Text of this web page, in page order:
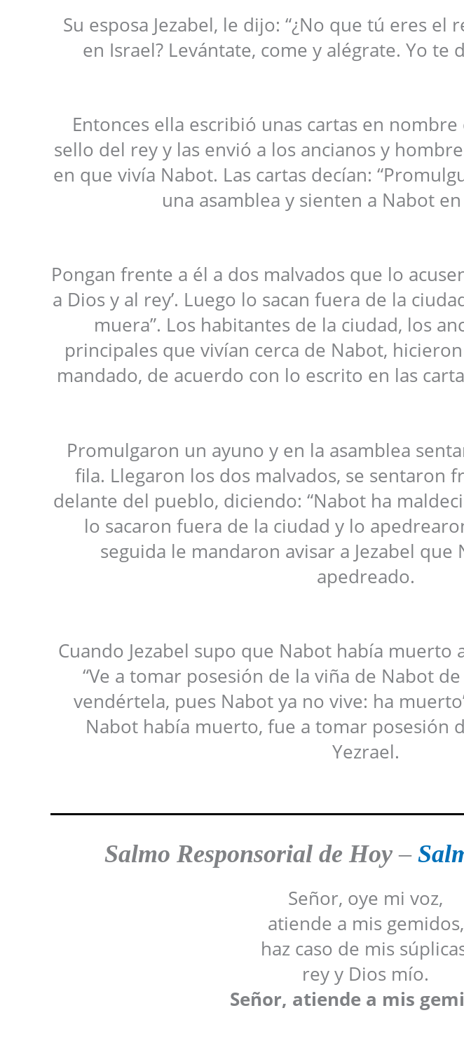
Su esposa Jezabel, le dijo: “¿No que tú eres
en Israel? Levántate, come y alégrate. Yo te
Entonces ella escribió unas cartas en
sello del rey y las envió a los ancianos y
en que vivía Nabot. Las cartas decían:
una asamblea y sienten a Nabot
Pongan frente a él a dos malvados que lo
a Dios y al rey’. Luego lo sacan fuera de la
muera”. Los habitantes de la ciudad, los
principales que vivían cerca de Nabot,
mandado, de acuerdo con lo escrito en las
Promulgaron un ayuno y en la asamblea
fila. Llegaron los dos malvados, se sentaron
delante del pueblo, diciendo: “Nabot ha
lo sacaron fuera de la ciudad y lo
seguida le mandaron avisar a Jezabel
apedreado.
Cuando Jezabel supo que Nabot había muerto
“Ve a tomar posesión de la viña de Nabot
vendértela, pues Nabot ya no vive: ha
Nabot había muerto, fue a tomar posesión
Yezrael.
Salmo Responsorial de Hoy –
Señor, oye mi voz,
atiende a mis gemidos,
haz caso de mis
rey y Dios mío.
Señor, atiende a mis